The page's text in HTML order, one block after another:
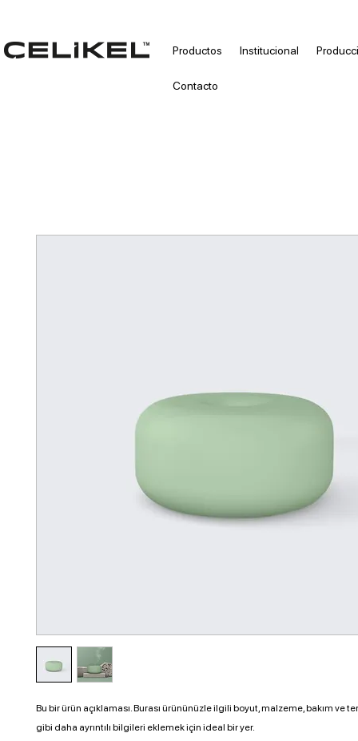
Productos Institucional
Contacto
Bu bir ürün açıklaması. Burası ürününüzle ilgili boyut, malzeme, bakım ve
gibi daha ayrıntılı bilgileri eklemek için ideal bir yer.